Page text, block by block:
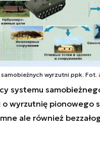
wyrzutni ppk. Fot.
systemu
o wyrzutnię pionowego
ale również